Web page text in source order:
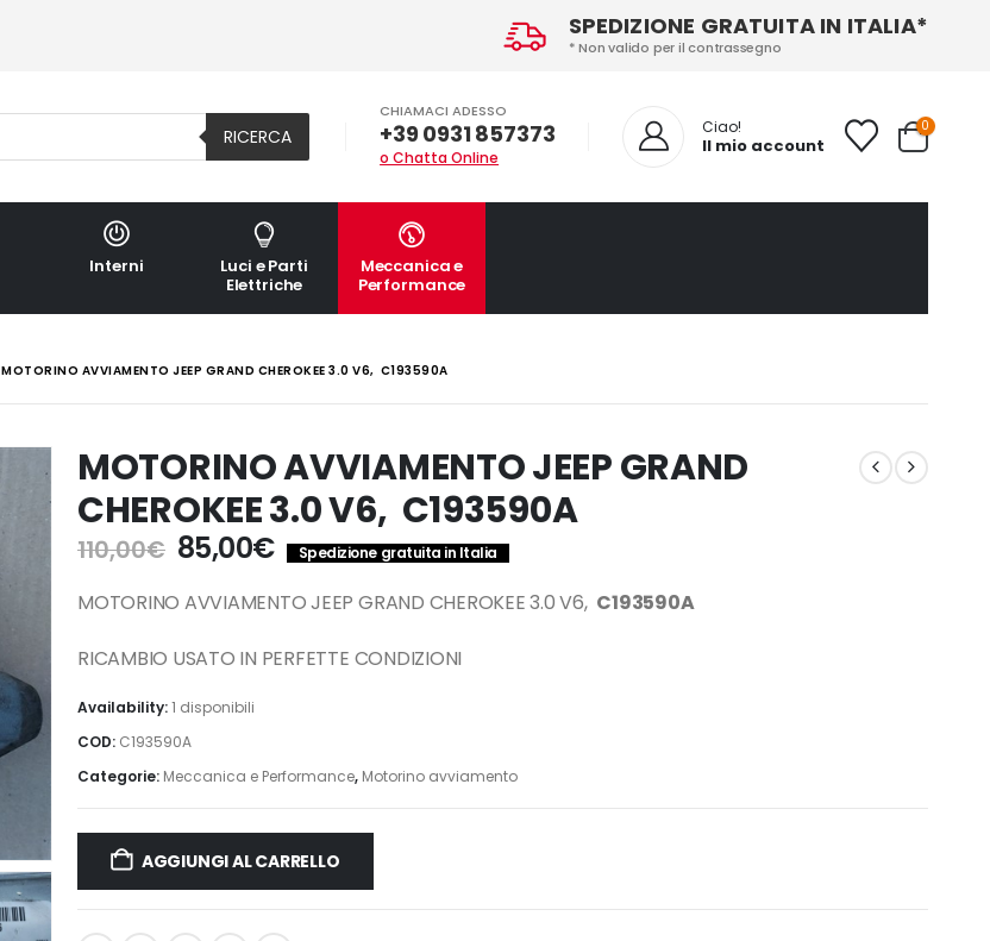
SPEDIZIONE GRATUITA IN ITALIA*
* Non valido per il contrassegno
RICERCA
CHIAMACI ADESSO
+39 0931 857373
o Chatta Online
Ciao!
Il mio account
0
Interni
Luci e Parti
Elettriche
Meccanica e
Performance
MOTORINO AVVIAMENTO JEEP GRAND CHEROKEE 3.0 V6, C193590A
MOTORINO AVVIAMENTO JEEP GRAND
CHEROKEE 3.0 V6, C193590A
110,00€ Il
prezzo
originale
110,00€.
85,00€Il
prezzo
attuale
85,00€.
Spedizione gratuita in Italia
MOTORINO AVVIAMENTO JEEP GRAND CHEROKEE 3.0 V6, C193590A
RICAMBIO USATO IN PERFETTE CONDIZIONI
Availability:1 disponibili
COD: C193590A
Categorie: Meccanica e Performance, Motorino avviamento
AGGIUNGI AL CARRELLO